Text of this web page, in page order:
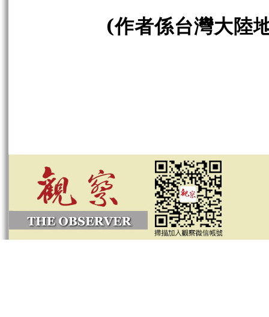
(作者係台灣大陸